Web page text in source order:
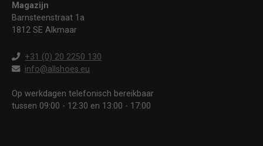
Magazijn
Barnsteenstraat 1a
1812 SE Alkmaar
+31 (0) 20 2250 130
info@allshoes.eu
Op werkdagen telefonisch bereikbaar
tussen 09:00 - 12:30 en 13:00 - 17:00